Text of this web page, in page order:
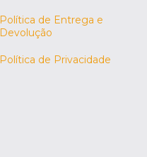
Política de Entrega e
Devolução
Política de Privacidade